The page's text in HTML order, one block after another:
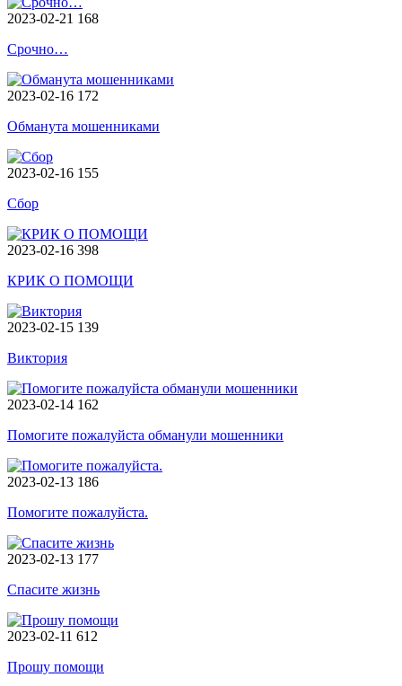
2023-02-21 168
Срочно…
2023-02-16 172
Обманута мошенниками
2023-02-16 155
Сбор
2023-02-16 398
КРИК О ПОМОЩИ
2023-02-15 139
Виктория
2023-02-14 162
Помогите пожалуйста обманули мошенники
2023-02-13 186
Помогите пожалуйста.
2023-02-13 177
Cпасите жизнь
2023-02-11 612
Прошу помощи